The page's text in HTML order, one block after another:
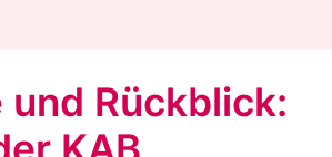
und Rückblick: